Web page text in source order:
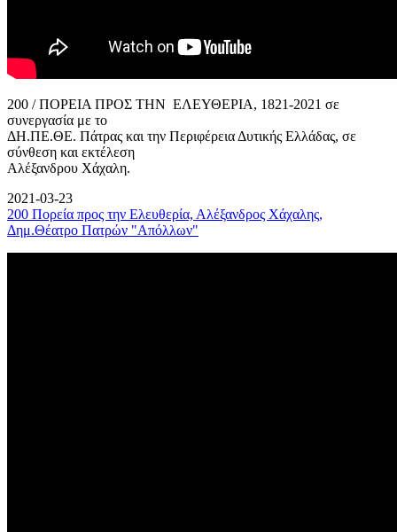
200 / ΠΟΡΕΙΑ ΠΡΟΣ ΤΗΝ ΕΛΕΥΘΕΡΙΑ, 1821-2021 σε
συνεργασία με το
ΔΗ.ΠΕ.ΘΕ. Πάτρας και την Περιφέρεια Δυτικής Ελλάδας, σε
σύνθεση και εκτέλεση
Αλέξανδρου Χάχαλη.
2021-03-23
200 Πορεία προς την Ελευθερία, Αλέξανδρος Χάχαλης,
Δημ.Θέατρο Πατρών "Απόλλων"